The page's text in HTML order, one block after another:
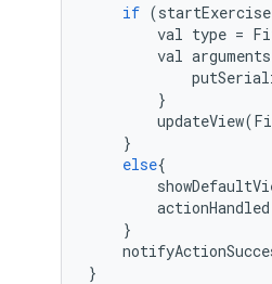
if (startExercise
val type =
val arguments
}
updateView(
}
else{
actionHandled
}
}